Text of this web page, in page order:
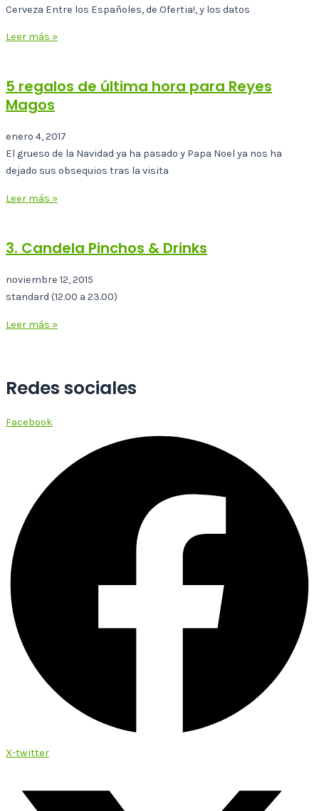
Cerveza Entre los Españoles, de Ofertia!, y los datos
Leer más »
5 regalos de última hora para Reyes
Magos
enero 4, 2017
El grueso de la Navidad ya ha pasado y Papa Noel ya nos ha
dejado sus obsequios tras la visita
Leer más »
3. Candela Pinchos & Drinks
noviembre 12, 2015
standard (12.00 a 23.00)
Leer más »
Redes sociales
Facebook
X-twitter